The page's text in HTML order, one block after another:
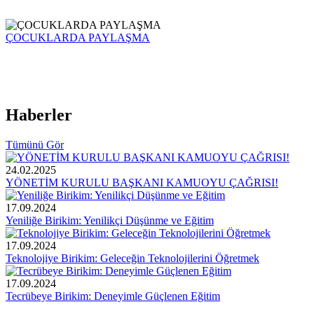
ÇOCUKLARDA PAYLAŞMA
Haberler
Tümünü Gör
24.02.2025
YÖNETİM KURULU BAŞKANI KAMUOYU ÇAĞRISI!
17.09.2024
Yeniliğe Birikim: Yenilikçi Düşünme ve Eğitim
17.09.2024
Teknolojiye Birikim: Geleceğin Teknolojilerini Öğretmek
17.09.2024
Tecrübeye Birikim: Deneyimle Güçlenen Eğitim